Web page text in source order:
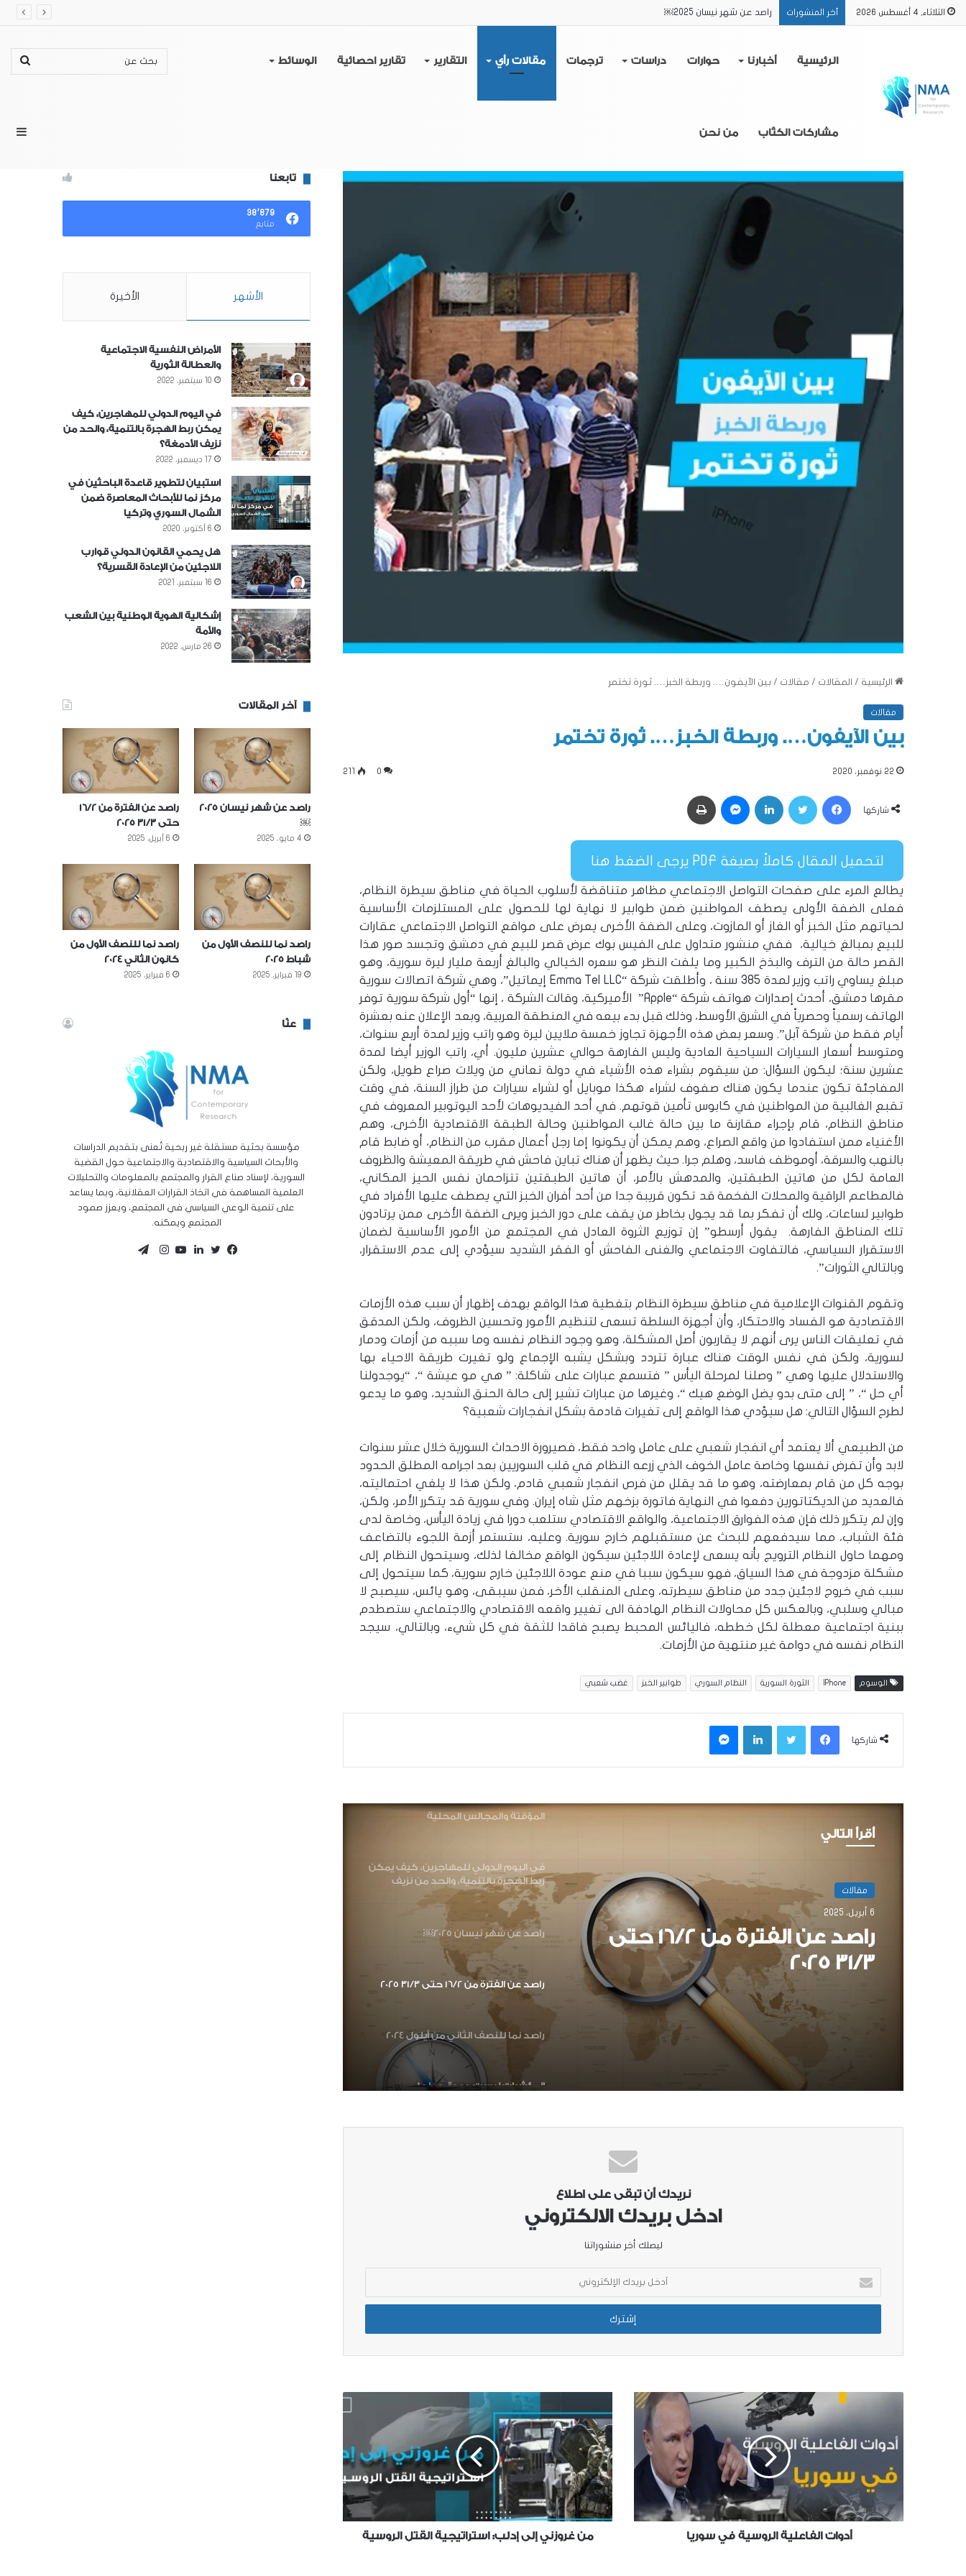
الثلاثاء, 4 أغسطس 2026 آخر المنشورات راصد عن الفترة من 16/2 حتى 31/3 2025
الرئيسية أخبارنا حوارات دراسات ترجمات مقالات رأي التقارير تقارير احصائية الوسائط
مشاركات الكتّاب من نحن
بحث
عن
الرئيسية / المقالات / مقالات / بين الآيفون…. وربطة الخبز…. ثورة تختمر
مقالات
بين الآيفون…. وربطة الخبز…. ثورة تختمر
22 نوفمبر، 2020 0
211
شاركها
فيسبوك تويتر لينكدإن ماسنجر
لتحميل المقال كاملاً بصيغة PDF يرجى الضغط هنا
يطالع المرء على صفحات التواصل الاجتماعي مظاهر متناقضة لأسلوب الحياة في مناطق سيطرة النظام،
فعلى الضفة الأولى يصطف المواطنين ضمن طوابير لا نهاية لها للحصول على المستلزمات الأساسية
لحياتهم مثل الخبز أو الغاز أو المازوت، وعلى الضفة الأخرى يعرض على مواقع التواصل الاجتماعي عقارات
للبيع بمبالغ خيالية، ففي منشور متداول على الفيس بوك عرض قصر للبيع في دمشق وتجسد صور هذا
القصر حالة من الترف والبذخ الكبير وما يلفت النظر هو سعره الخيالي والبالغ أربعة مليار ليرة سورية، وهو
مبلغ يساوي راتب وزير لمدة 385 سنة ، وأطلقت شركة “Emma Tel LLC إيماتيل”، وهي شركة اتصالات سورية
مقرها دمشق، أحدث إصدارات هواتف شركة “Apple” الأميركية، وقالت الشركة ، إنها “أول شركة سورية توفر
الهاتف رسمياً وحصرياً في الشرق الأوسط، وذلك قبل بدء بيعه في المنطقة العربية، وبعد الإعلان عنه بعشرة
أيام فقط من شركة آبل”. وسعر بعض هذه الأجهزة تجاوز خمسة ملايين ليرة وهو راتب وزير لمدة أربع سنوات،
ومتوسط أسعار السيارات السياحية العادية وليس الفارهة حوالي عشرين مليون. أي، راتب الوزير أيضا لمدة
عشرين سنة؛ ليكون السؤال: من سيقوم بشراء هذه الأشياء في دولة تعاني من ويلات صراع طويل، ولكن
المفاجئة تكون عندما يكون هناك صفوف لشراء هكذا موبايل أو لشراء سيارات من طراز السنة، في وقت
تقبع الغالبية من المواطنين في كابوس تأمين قوتهم. في أحد الفيديوهات لأحد اليوتوبير المعروف في
مناطق النظام، قام بإجراء مقارنة ما بين حالة غالب المواطنين وحالة الطبقة الاقتصادية الأخرى، وهم
الأغنياء ممن استفادوا من واقع الصراع، وهم يمكن أن يكونوا إما رجل أعمال مقرب من النظام، أو ضابط قام
بالنهب والسرقة، أوموظف فاسد، وهلم جرا. حيث يظهر أن هناك تباين فاحش في طريقة المعيشة والظروف
العامة لكل من هاتين الطبقتين، والمدهش بالأمر، أن هاتين الطبقتين تتزاحمان نفس الحيز المكاني،
فالمطاعم الراقية والمحلات الفخمة قد تكون قريبة جدا من أحد أفران الخبز التي يصطف عليها الأفراد في
طوابير لساعات، ولك أن تفكر بما قد يجول بخاطر من يقف على دور الخبز ويرى الضفة الأخرى ممن يرتادون
تلك المناطق الفارهة. يقول أرسطو” إن توزيع الثروة العادل في المجتمع من الأمور الأساسية لضمان
الاستقرار السياسي، فالتفاوت الاجتماعي والغنى الفاحش أو الفقر الشديد سيؤدي إلى عدم الاستقرار،
وبالتالي الثورات”.
وتقوم القنوات الإعلامية في مناطق سيطرة النظام بتغطية هذا الواقع بهدف إظهار أن سبب هذه الأزمات
الاقتصادية هو الفساد والاحتكار، وأن أجهزة السلطة تسعى لتنظيم الأمور وتحسين الظروف، ولكن المدقق
في تعليقات الناس يرى أنهم لا يقاربون أصل المشكلة، وهو وجود النظام نفسه وما سببه من أزمات ودمار
لسورية، ولكن في نفس الوقت هناك عبارة تتردد وبشكل يشبه الإجماع ولو تغيرت طريقة الاحياء بها
والاستدلال عليها وهي ” وصلنا لمرحلة اليأس ” فتسمع عبارات على شاكلة: ” هي مو عيشة “، “يوجدولنا
أي حل “، ” إلى متى بدو يضل الوضع هيك “، وغيرها من عبارات تشير إلى حالة الحنق الشديد، وهو ما يدعو
لطرح السؤال التالي: هل سيؤدي هذا الواقع إلى تغيرات قادمة بشكل انفجارات شعبية؟
من الطبيعي ألا يعتمد أي انفجار شعبي على عامل واحد فقط، فصيرورة الاحداث السورية خلال عشر سنوات
لابد وأن تفرض نفسها وخاصة عامل الخوف الذي زرعه النظام في قلب السوريين بعد اجرامه المطلق الحدود
بوجه كل من قام بمعارضته، وهو ما قد يقلل من فرص انفجار شعبي قادم، ولكن هذا لا يلغي احتماليته،
فالعديد من الديكتاتورين دفعوا في النهاية فاتورة بزخهم مثل شاه إيران. وفي سورية قد يتكرر الأمر، ولكن،
وإن لم يتكرر ذلك فإن هذه الفوارق الاجتماعية، والواقع الاقتصادي ستلعب دورا في زيادة اليأس، وخاصة لدى
فئة الشباب، مما سيدفعهم للبحث عن مستقبلهم خارج سورية. وعليه، ستستمر أزمة اللجوء بالتضاعف
ومهما حاول النظام الترويج بأنه يسعى لإعادة اللاجئين سيكون الواقع مخالفا لذلك، وسيتحول النظام إلى
مشكلة مزدوجة في هذا السياق، فهو سيكون سببا في منع عودة اللاجئين خارج سورية، كما سيتحول إلى
سبب في خروج لاجئين جدد من مناطق سيطرته، وعلى المنقلب الأخر، فمن سيبقى، وهو يائس، سيصبح لا
مبالي وسلبي، وبالعكس كل محاولات النظام الهادفة الى تغيير واقعه الاقتصادي والاجتماعي ستصطدم
ببنية اجتماعية معطلة لكل خططه، فاليائس المحبط يصبح فاقدا للثقة في كل شيء، وبالتالي، سيجد
النظام نفسه في دوامة غير منتهية من الأزمات.
الوسوم IPhone الثورة السورية النظام السوري طوابير الخبز غضب شعبي
شاركها
فيسبوكتويتر لينكدإن ماسنجر
أقرأ التالي
مقالات
6 أبريل، 2025
راصد عن الفترة من 16/2 حتى
مقالات
راصد نما للنصف الثاني من أيلول
التعافي المبكر في شمال غرب سوريا –
(الشباب – المرأة) المقومات والدور
السوريون في الشمال وزلزال “كهرمان
الأدمغة؟
راصد عن شهر نيسان 2025￼
راصد عن الفترة من 16/2 حتى 31/3 2025
راصد نما للنصف الثاني من أيلول 2024
المؤشرات ليست جيدة، وما على
السوريين سوى تنظيم صفوفهم
والاستعداد لما هو آت
محاولة لقراءة مآلات حرب غزة اليوم
في اليوم الدولي للمهاجرين، كيف يمكن
ربط الهجرة بالتنمية، والحد من نزيف
الأدمغة؟
راصد عن شهر نيسان 2025￼
نريدك أن تبقى على اطلاع
ادخل بريدك الالكتروني
ليصلك أخر منشوراتنا
بريدك
الإلكتروني
أدوات الفاعلية الروسية في سوريا من غروزني إلى إدلب: استراتيجية القتل الروسية
تابعنا
٣٨٬٨٧٩
متابع
الأشهر الأخيرة
الأمراض النفسية الاجتماعية
والعطالة الثورية
10 سبتمبر، 2022
في اليوم الدولي للمهاجرين، كيف
يمكن ربط الهجرة بالتنمية، والحد من
نزيف الأدمغة؟
17 ديسمبر، 2022
استبيان لتطوير قاعدة الباحثين في
مركز نما للأبحاث المعاصرة ضمن
الشمال السوري وتركيا
6 أكتوبر، 2020
هل يحمي القانون الدولي قوارب
اللاجئين من الإعادة القسرية؟
16 سبتمبر، 2021
إشكالية الهوية الوطنية بين الشعب
والأمة
26 مارس، 2022
آخر المقالات
راصد عن شهر نيسان 2025
￼
4 مايو، 2025
راصد عن الفترة من 16/2
حتى 31/3 2025
6 أبريل، 2025
راصد نما للنصف الأول من
شباط 2025
19 فبراير، 2025
راصد نما للنصف الأول من
كانون الثاني 2024
6 فبراير، 2025
عنّا
مؤسسة بحثية مستقلة غير ربحية تُعنى بتقديم الدراسات
والأبحاث السياسية والاقتصادية والاجتماعية حول القضية
السورية، لإسناد صناع القرار والمجتمع بالمعلومات والتحليلات
العلمية المساهمة في اتخاذ القرارات العقلانية، وبما يساعد
على تنمية الوعي السياسي في المجتمع، ويعزز صمود
المجتمع ويمكنه.